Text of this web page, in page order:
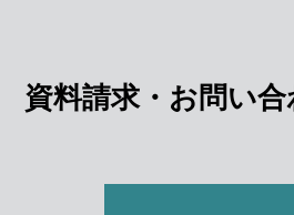
資料請求・お問い